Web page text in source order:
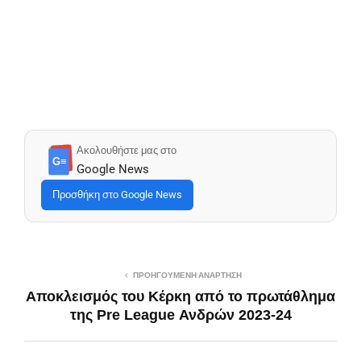
G≡
Ακολουθήστε μας στο
Google News
Προσθήκη στο Google News
ΠΡΟΗΓΟΎΜΕΝΗ ΑΝΆΡΤΗΣΗ
Αποκλεισμός του Κέρκη από το πρωτάθλημα
της Pre League Ανδρών 2023-24